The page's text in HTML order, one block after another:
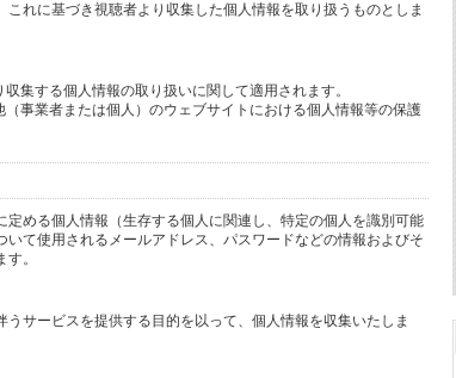
れに基づき視聴者より収集した個人情報を取り扱うものとしま
集する個人情報の取り扱いに関して適用されます。
事業者または個人）のウェブサイトにおける個人情報等の保護
める個人情報（生存する個人に関連し、特定の個人を識別可能
て使用されるメールアドレス、パスワードなどの情報およびそ
。
サービスを提供する目的を以って、個人情報を収集いたしま